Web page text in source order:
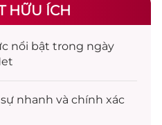
HỮU ÍCH
nổi bật trong ngày
nhanh và chính xác